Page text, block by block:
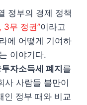
정부의 경제 정책
3무 정권”이라고
에 어떻게 기여하
이야기다.
자소득세 폐지 를
사 사람들 불만이
인 정부 때와 비교